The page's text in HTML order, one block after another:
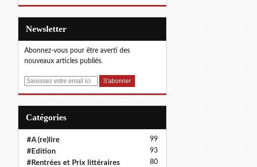
Newsletter
Abonnez-vous pour être averti des
nouveaux articles publiés.
E
Catégories
#A (re)lire 99
#Edition 93
#Rentrées et Prix littéraires 80